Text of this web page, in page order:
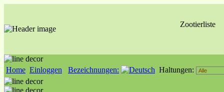
Zootierliste
Home Einloggen Bezeichnungen: Haltungen: